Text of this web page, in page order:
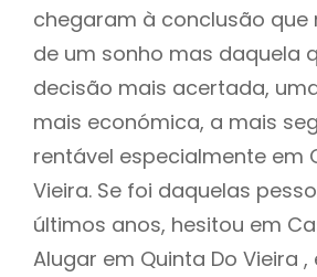
chegaram à conclusão que
de um sonho mas daquela
decisão mais acertada,
mais económica, a mais
rentável especialmente em
Vieira. Se foi daquelas
últimos anos, hesitou em
Alugar em Quinta Do Vieira